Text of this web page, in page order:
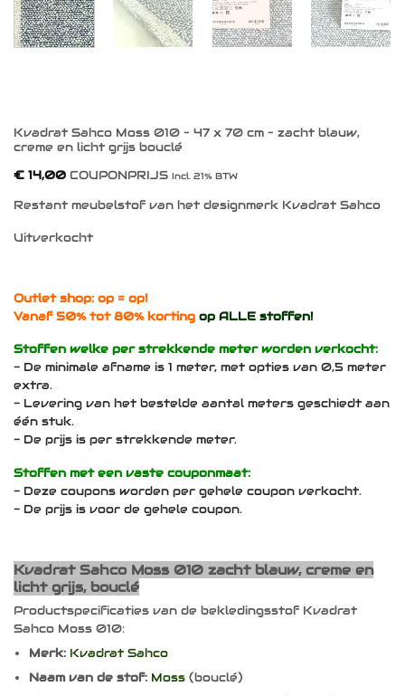
Kvadrat Sahco Moss 010 – 47 x 70 cm – zacht blauw,
creme en licht grijs bouclé
€ 14,00 COUPONPRIJS Incl. 21% BTW
Restant meubelstof van het designmerk Kvadrat Sahco
Uitverkocht
Outlet shop: op = op!
Vanaf 50% tot 80% korting op ALLE stoffen!
Stoffen welke per strekkende meter worden verkocht:
- De minimale afname is 1 meter, met opties van 0,5 meter
extra.
- Levering van het bestelde aantal meters geschiedt aan
één stuk.
- De prijs is per strekkende meter.
Stoffen met een vaste couponmaat:
- Deze coupons worden per gehele coupon verkocht.
- De prijs is voor de gehele coupon.
Kvadrat Sahco Moss 010 zacht blauw, creme en
licht grijs, bouclé
Productspecificaties van de bekledingsstof Kvadrat
Sahco Moss 010:
Merk: Kvadrat Sahco
Naam van de stof: Moss(bouclé)